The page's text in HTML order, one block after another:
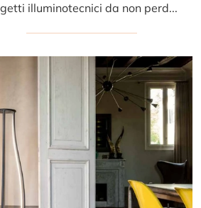
Progetti illuminotecnici da non perdere! Ecco qui la lampada da terra Ikebana Lamp di Mogg.